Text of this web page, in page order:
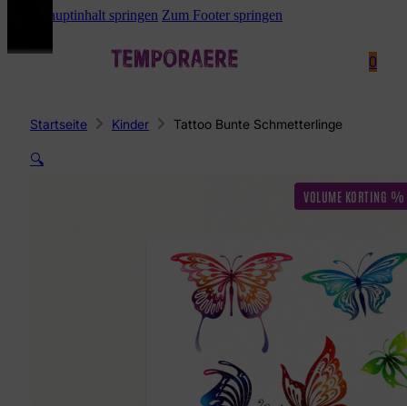
Zum Hauptinhalt springen Zum Footer springen
0
Startseite Kinder Tattoo Bunte Schmetterlinge
🔍